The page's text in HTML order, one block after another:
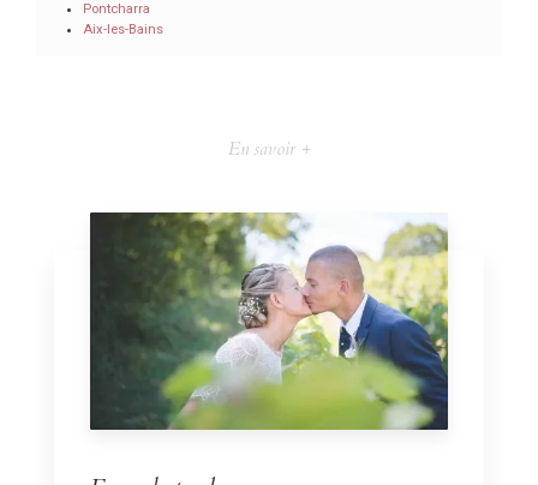
Pontcharra
Aix-les-Bains
En savoir +